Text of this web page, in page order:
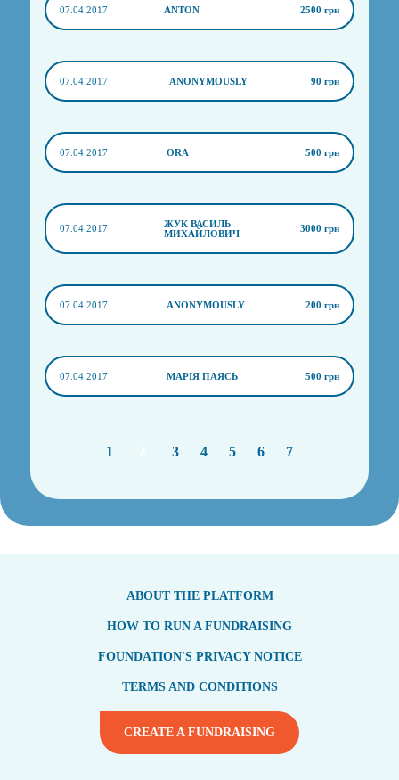
07.04.2017 ANTON 2500 грн
07.04.2017 ANONYMOUSLY 90 грн
07.04.2017 ORA 500 грн
07.04.2017
ЖУК ВАСИЛЬ
МИХАЙЛОВИЧ
3000 грн
07.04.2017 ANONYMOUSLY 200 грн
07.04.2017 МАРІЯ ПАЯСЬ 500 грн
1 3 4 5 6 7
ABOUT THE PLATFORM
HOW TO RUN A FUNDRAISING
FOUNDATION'S PRIVACY NOTICE
TERMS AND CONDITIONS
CREATE A FUNDRAISING